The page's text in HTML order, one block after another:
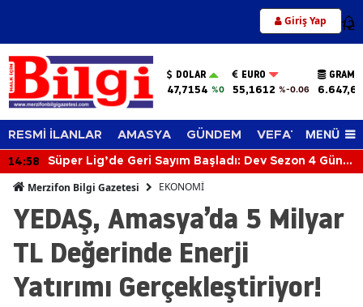
Giriş Yap 12
DOLAR
47,7154 %0
EURO
55,1612 %-0.06
GRAM
6.647,63
RESMİ İLANLAR AMASYA GÜNDEM VEFAT EDENLER
MENÜ
14:58
Süper Lig’de Geri Sayım Başladı: Dev Sezon 4 Gün
Merzifon Bilgi Gazetesi EKONOMİ
YEDAŞ, Amasya’da 5 Milyar
TL Değerinde Enerji
Yatırımı Gerçekleştiriyor!